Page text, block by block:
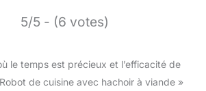
5/5 - (6 votes)
le temps est précieux et l’efficacité de
de cuisine avec hachoir à viande »